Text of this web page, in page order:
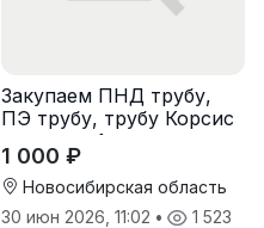
Закупаем ПНД трубу,
ПЭ трубу, трубу Корсис
оптом от 1 тонны
1 000 ₽
Новосибирская область
30 июн 2026, 11:02 • 1 523